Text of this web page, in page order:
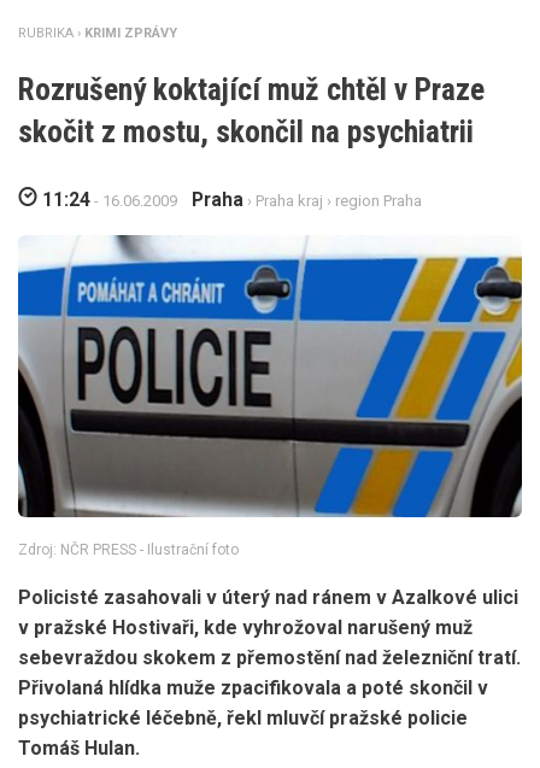
REGION
RUBRIKA › KRIMI ZPRÁVY
Rozrušený koktající muž chtěl v Praze
skočit z mostu, skončil na psychiatrii
11:24 - 16.06.2009 Praha › Praha kraj › region Praha
Zdroj: NČR PRESS - Ilustrační foto
Policisté zasahovali v úterý nad ránem v Azalkové ulici
v pražské Hostivaři, kde vyhrožoval narušený muž
sebevraždou skokem z přemostění nad železniční tratí.
Přivolaná hlídka muže zpacifikovala a poté skončil v
psychiatrické léčebně, řekl mluvčí pražské policie
Tomáš Hulan.